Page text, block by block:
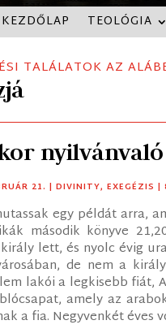
KEZDŐLAP TEOLÓGIA
TALÁLATOK AZ
21. |DIVINITY,EXEGÉZIS |
egy példát arra,
második könyve
lett, és nyolc évig
de nem a
lakói a legkisebb fiát,
amely az
a fia. Negyvenkét éves